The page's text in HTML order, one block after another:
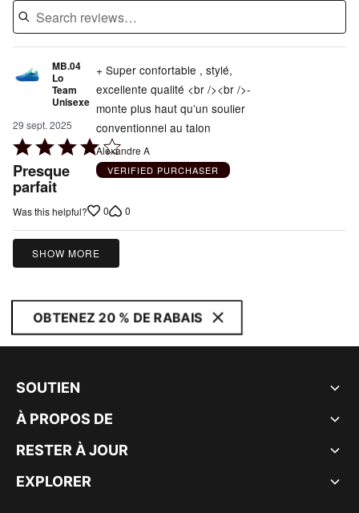
MB.04
Lo
Team
Unisexe
29 sept. 2025
Rated
4
out
Presque
parfait
+ Super confortable , stylé,
excellente qualité <br /><br />-
monte plus haut qu’un soulier
conventionnel au talon
Alexandre A
VERIFIED PURCHASER
Was this helpful? 0 0
SHOW MORE
OBTENEZ 20 % DE RABAIS
SOUTIEN
À PROPOS DE
RESTER À JOUR
EXPLORER